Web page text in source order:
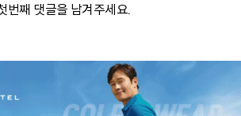
번째 댓글을 남겨주세요.